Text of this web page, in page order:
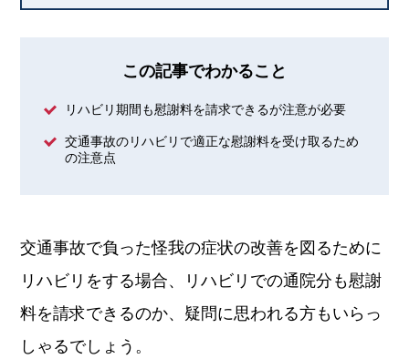
この記事でわかること
リハビリ期間も慰謝料を請求できるが注意が必要
交通事故のリハビリで適正な慰謝料を受け取るため
の注意点
交通事故で負った怪我の症状の改善を図るために
リハビリをする場合、リハビリでの通院分も慰謝
料を請求できるのか、疑問に思われる方もいらっ
しゃるでしょう。